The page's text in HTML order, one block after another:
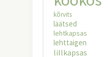
kõrvits
läätsed
lehtkapsas
lehttaigen
lillkapsas